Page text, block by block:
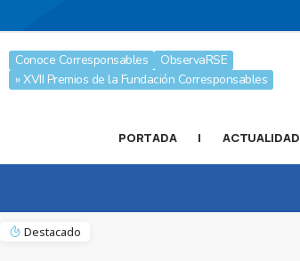
Conoce Corresponsables
ObservaRSE
» XVII Premios de la Fundación Corresponsables
PORTADA | ACTUALIDAD
Destacado